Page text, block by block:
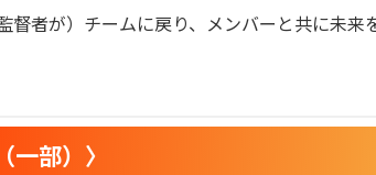
督者が）チームに戻り、メンバーと共に未
一部） 〉